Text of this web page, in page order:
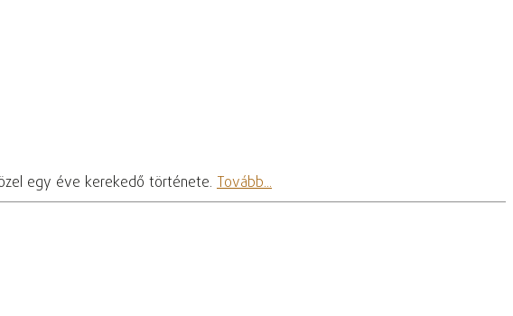
egy éve kerekedő története. Tovább...